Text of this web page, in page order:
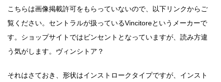
こちらは画像掲載許可をもらっていないので、以下リンクからご
覧ください。セントラルが扱っているVincitoreというメーカーで
す。ショップサイトではビンセントとなっていますが、読み方違
う気がします。ヴィンシトア？
それはさておき、形状はインストロークタイプですが、インスト